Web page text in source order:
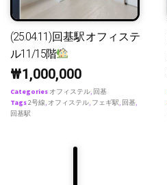
(25.04.11)回基駅オフィステ
ル11/15階
₩1,000,000
Categories オフィステル, 回基
Tags2号線, オフィステル, フェギ駅, 回基,
回基駅